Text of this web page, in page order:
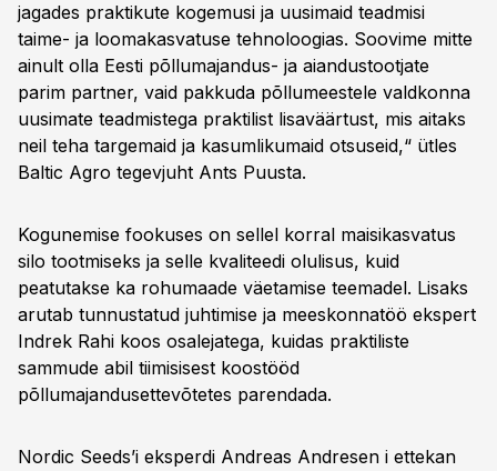
jagades praktikute kogemusi ja uusimaid teadmisi
taime- ja loomakasvatuse tehnoloogias. Soovime mitte
ainult olla Eesti põllumajandus- ja aiandustootjate
parim partner, vaid pakkuda põllumeestele valdkonna
uusimate teadmistega praktilist lisaväärtust, mis aitaks
neil teha targemaid ja kasumlikumaid otsuseid,“ ütles
Baltic Agro tegevjuht Ants Puusta.
Kogunemise fookuses on sellel korral maisikasvatus
silo tootmiseks ja selle kvaliteedi olulisus, kuid
peatutakse ka rohumaade väetamise teemadel. Lisaks
arutab tunnustatud juhtimise ja meeskonnatöö ekspert
Indrek Rahi koos osalejatega, kuidas praktiliste
sammude abil tiimisisest koostööd
põllumajandusettevõtetes parendada.
Nordic Seeds’i eksperdi Andreas Andresen i ettekan